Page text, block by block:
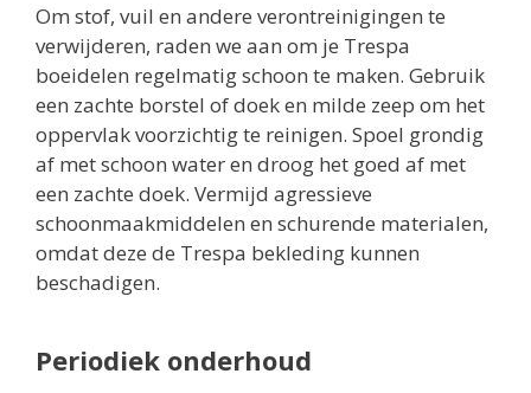
Om stof, vuil en andere verontreinigingen te
verwijderen, raden we aan om je Trespa
boeidelen regelmatig schoon te maken. Gebruik
een zachte borstel of doek en milde zeep om het
oppervlak voorzichtig te reinigen. Spoel grondig
af met schoon water en droog het goed af met
een zachte doek. Vermijd agressieve
schoonmaakmiddelen en schurende materialen,
omdat deze de Trespa bekleding kunnen
beschadigen.
Periodiek onderhoud